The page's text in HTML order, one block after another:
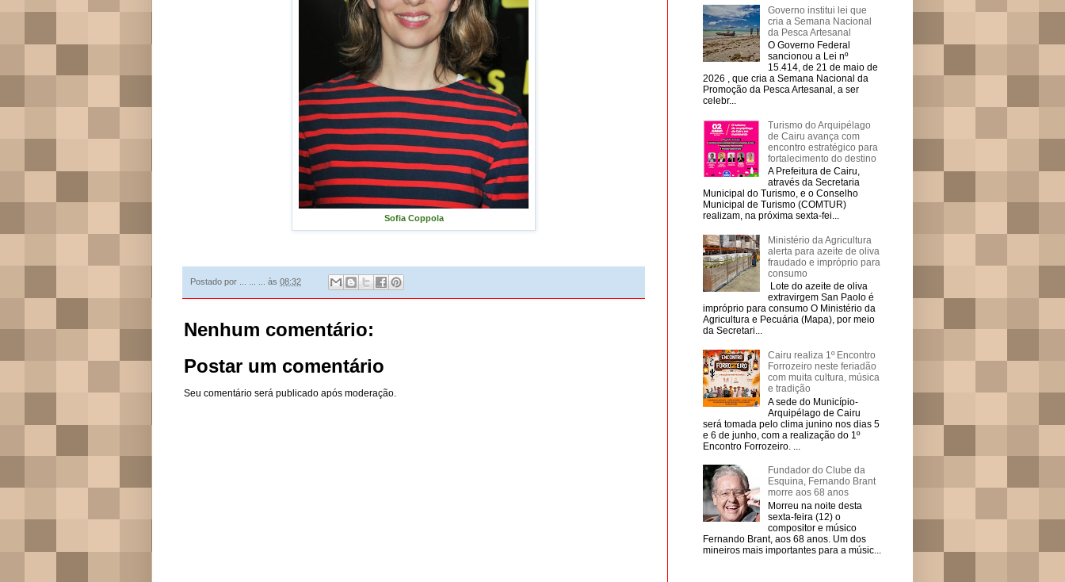
Sofia Coppola
Postado por às 08:32
Nenhum comentário:
Postar um comentário
Seu comentário será publicado após moderação.
Governo institui lei que
cria a Semana Nacional
da Pesca Artesanal
O Governo Federal
sancionou a Lei nº
15.414, de 21 de maio de
2026 , que cria a Semana Nacional da
Promoção da Pesca Artesanal, a ser
celebr...
Turismo do Arquipélago
de Cairu avança com
encontro estratégico para
fortalecimento do destino
A Prefeitura de Cairu,
através da Secretaria
Municipal do Turismo, e o Conselho
Municipal de Turismo (COMTUR)
realizam, na próxima sexta-fei...
Ministério da Agricultura
alerta para azeite de oliva
fraudado e impróprio para
consumo
Lote do azeite de oliva
extravirgem San Paolo é
impróprio para consumo O Ministério da
Agricultura e Pecuária (Mapa), por meio
da Secretari...
Cairu realiza 1º Encontro
Forrozeiro neste feriadão
com muita cultura, música
e tradição
A sede do Município-
Arquipélago de Cairu
será tomada pelo clima junino nos dias 5
e 6 de junho, com a realização do 1º
Encontro Forrozeiro. ...
Fundador do Clube da
Esquina, Fernando Brant
morre aos 68 anos
Morreu na noite desta
sexta-feira (12) o
compositor e músico
Fernando Brant, aos 68 anos. Um dos
mineiros mais importantes para a músic...